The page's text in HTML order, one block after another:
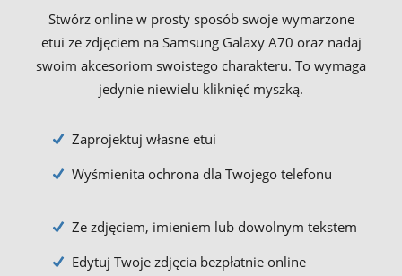
Stwórz online w prosty sposób swoje wymarzone
etui ze zdjęciem na Samsung Galaxy A70 oraz nadaj
swoim akcesoriom swoistego charakteru. To wymaga
jedynie niewielu kliknięć myszką.
Zaprojektuj własne etui
Wyśmienita ochrona dla Twojego telefonu
Ze zdjęciem, imieniem lub dowolnym tekstem
Edytuj Twoje zdjęcia bezpłatnie online